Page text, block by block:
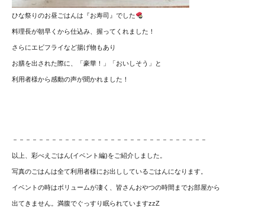
ひな祭りのお昼ごはんは『お寿司』でした
料理長が朝早くから仕込み、握ってくれました！
さらにエビフライなど揚げ物もあり
お膳を出された際に、「豪華！」「おいしそう」と
利用者様から感動の声が聞かれました！
－－－－－－－－－－－－－－－－－－－－－－－－－－－－－－
以上、彩べえごはん(イベント編)をご紹介しました。
写真のごはんは全て利用者様にお出ししているごはんになります。
イベントの時はボリュームが凄く、皆さんおやつの時間までお部屋から
出てきません。満腹でぐっすり眠られていますzzZ